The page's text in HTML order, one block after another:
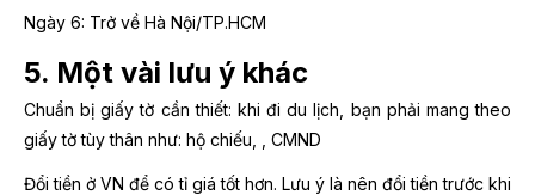
Ngày 6: Trở về Hà Nội/TP.HCM
5. Một vài lưu ý khác
Chuẩn bị giấy tờ cần thiết: khi đi du lịch, bạn phải mang theo
giấy tờ tùy thân như: hộ chiếu,
, CMND
Đổi tiền ở VN để có tỉ giá tốt hơn. Lưu ý là nên đổi tiền trước khi